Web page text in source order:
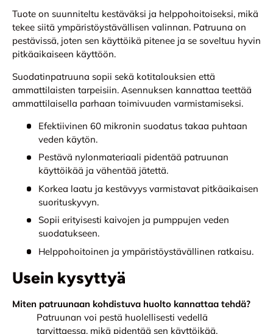
Tuote on suunniteltu kestäväksi ja helppohoitoiseksi, mikä
tekee siitä ympäristöystävällisen valinnan. Patruuna on
pestävissä, joten sen käyttöikä pitenee ja se soveltuu hyvin
pitkäaikaiseen käyttöön.
Suodatinpatruuna sopii sekä kotitalouksien että
ammattilaisten tarpeisiin. Asennuksen kannattaa teettää
ammattilaisella parhaan toimivuuden varmistamiseksi.
Efektiivinen 60 mikronin suodatus takaa puhtaan
veden käytön.
Pestävä nylonmateriaali pidentää patruunan
käyttöikää ja vähentää jätettä.
Korkea laatu ja kestävyys varmistavat pitkäaikaisen
suorituskyvyn.
Sopii erityisesti kaivojen ja pumppujen veden
suodatukseen.
Helppohoitoinen ja ympäristöystävällinen ratkaisu.
Usein kysyttyä
Miten patruunaan kohdistuva huolto kannattaa tehdä?
Patruunan voi pestä huolellisesti vedellä
tarvittaessa, mikä pidentää sen käyttöikää.